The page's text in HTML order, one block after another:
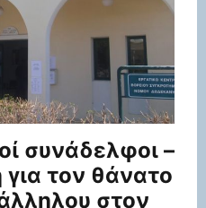
συνάδελφοι –
τον θάνατο
στον